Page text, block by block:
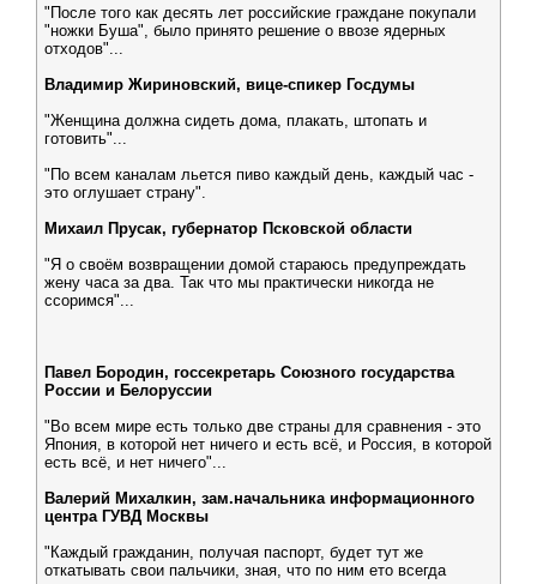
"После того как десять лет российские граждане покупали
"ножки Буша", было принято решение о ввозе ядерных
отходов"...
Владимир Жириновский, вице-спикер Госдумы
"Женщина должна сидеть дома, плакать, штопать и
готовить"...
"По всем каналам льется пиво каждый день, каждый час -
это оглушает страну".
Михаил Прусак, губернатор Псковской области
"Я о своём возвращении домой стараюсь предупреждать
жену часа за два. Так что мы практически никогда не
ссоримся"...
Павел Бородин, госсекретарь Союзного государства
России и Белоруссии
"Во всем мире есть только две страны для сравнения - это
Япония, в которой нет ничего и есть всё, и Россия, в которой
есть всё, и нет ничего"...
Валерий Михалкин, зам.начальника информационного
центра ГУВД Москвы
"Каждый гражданин, получая паспорт, будет тут же
откатывать свои пальчики, зная, что по ним ето всегда